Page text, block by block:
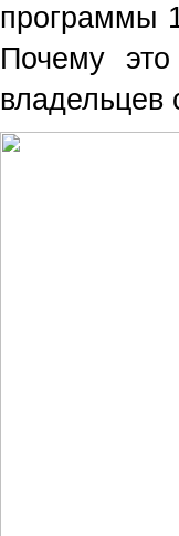
программы
Почему
владельцев